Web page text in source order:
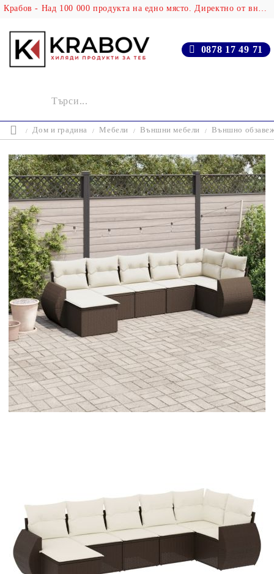
Крабов - Над 100 000 продукта на едно място. Директно от вносителя!
0878 17 49 71
Дом и градина Мебели Външни мебели Външно